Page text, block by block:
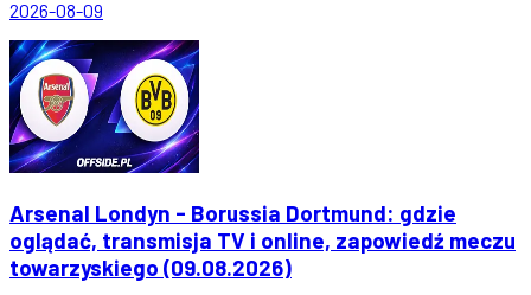
2026-08-09
Arsenal Londyn - Borussia Dortmund: gdzie
oglądać, transmisja TV i online, zapowiedź meczu
towarzyskiego (09.08.2026)